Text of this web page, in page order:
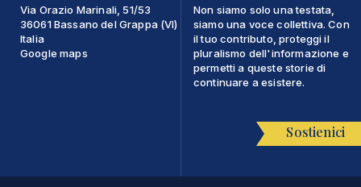
Via Orazio Marinali, 51/53
36061 Bassano del Grappa (VI)
Italia
Google maps
Non siamo solo una testata,
siamo una voce collettiva. Con
il tuo contributo, proteggi il
pluralismo dell'informazione e
permetti a queste storie di
continuare a esistere.
Sostienici